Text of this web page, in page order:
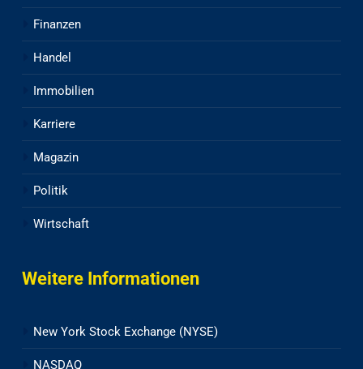
Finanzen
Handel
Immobilien
Karriere
Magazin
Politik
Wirtschaft
Weitere Informationen
New York Stock Exchange (NYSE)
NASDAQ